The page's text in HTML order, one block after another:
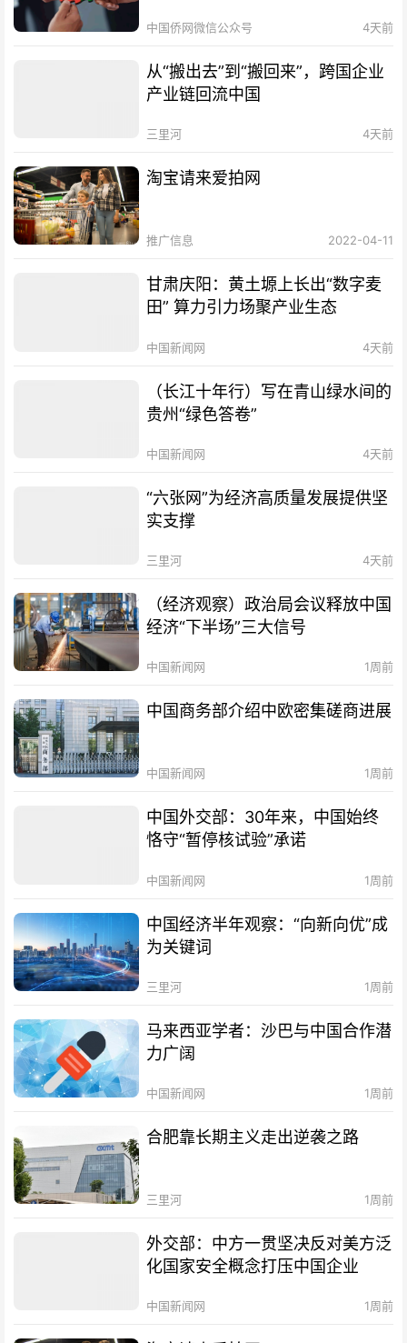
中国侨网微信公众号 4天前
从“搬出去”到“搬回来”，跨国企业
产业链回流中国
三里河 4天前
淘宝请来爱拍网
推广信息 2022-04-11
甘肃庆阳：黄土塬上长出“数字麦
田” 算力引力场聚产业生态
中国新闻网 4天前
（长江十年行）写在青山绿水间的
贵州“绿色答卷”
中国新闻网 4天前
“六张网”为经济高质量发展提供坚
实支撑
三里河 4天前
（经济观察）政治局会议释放中国
经济“下半场”三大信号
中国新闻网 1周前
中国商务部介绍中欧密集磋商进展
中国新闻网 1周前
中国外交部：30年来，中国始终
恪守“暂停核试验”承诺
中国新闻网 1周前
中国经济半年观察：“向新向优”成
为关键词
三里河 1周前
马来西亚学者：沙巴与中国合作潜
力广阔
中国新闻网 1周前
合肥靠长期主义走出逆袭之路
三里河 1周前
外交部：中方一贯坚决反对美方泛
化国家安全概念打压中国企业
中国新闻网 1周前